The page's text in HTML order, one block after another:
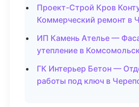
Проект-Строй Кров
Коммерческий ремонт в
ИП Камень Ателье —
утепление в
ГК Интерьер Бетон —
работы под ключ в